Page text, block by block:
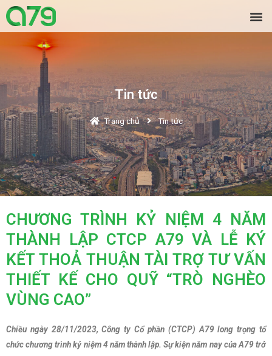
Tin tức
Trang chủ Tin tức
CHƯƠNG TRÌNH KỶ NIỆM 4 NĂM
THÀNH LẬP CTCP A79 VÀ LỄ KÝ
KẾT THOẢ THUẬN TÀI TRỢ TƯ VẤN
THIẾT KẾ CHO QUỸ “TRÒ NGHÈO
VÙNG CAO”
Chiều ngày 28/11/2023, Công ty Cổ phần (CTCP) A79 long trọng tổ
chức chương trình kỷ niệm 4 năm thành lập. Sự kiện năm nay của A79 trở